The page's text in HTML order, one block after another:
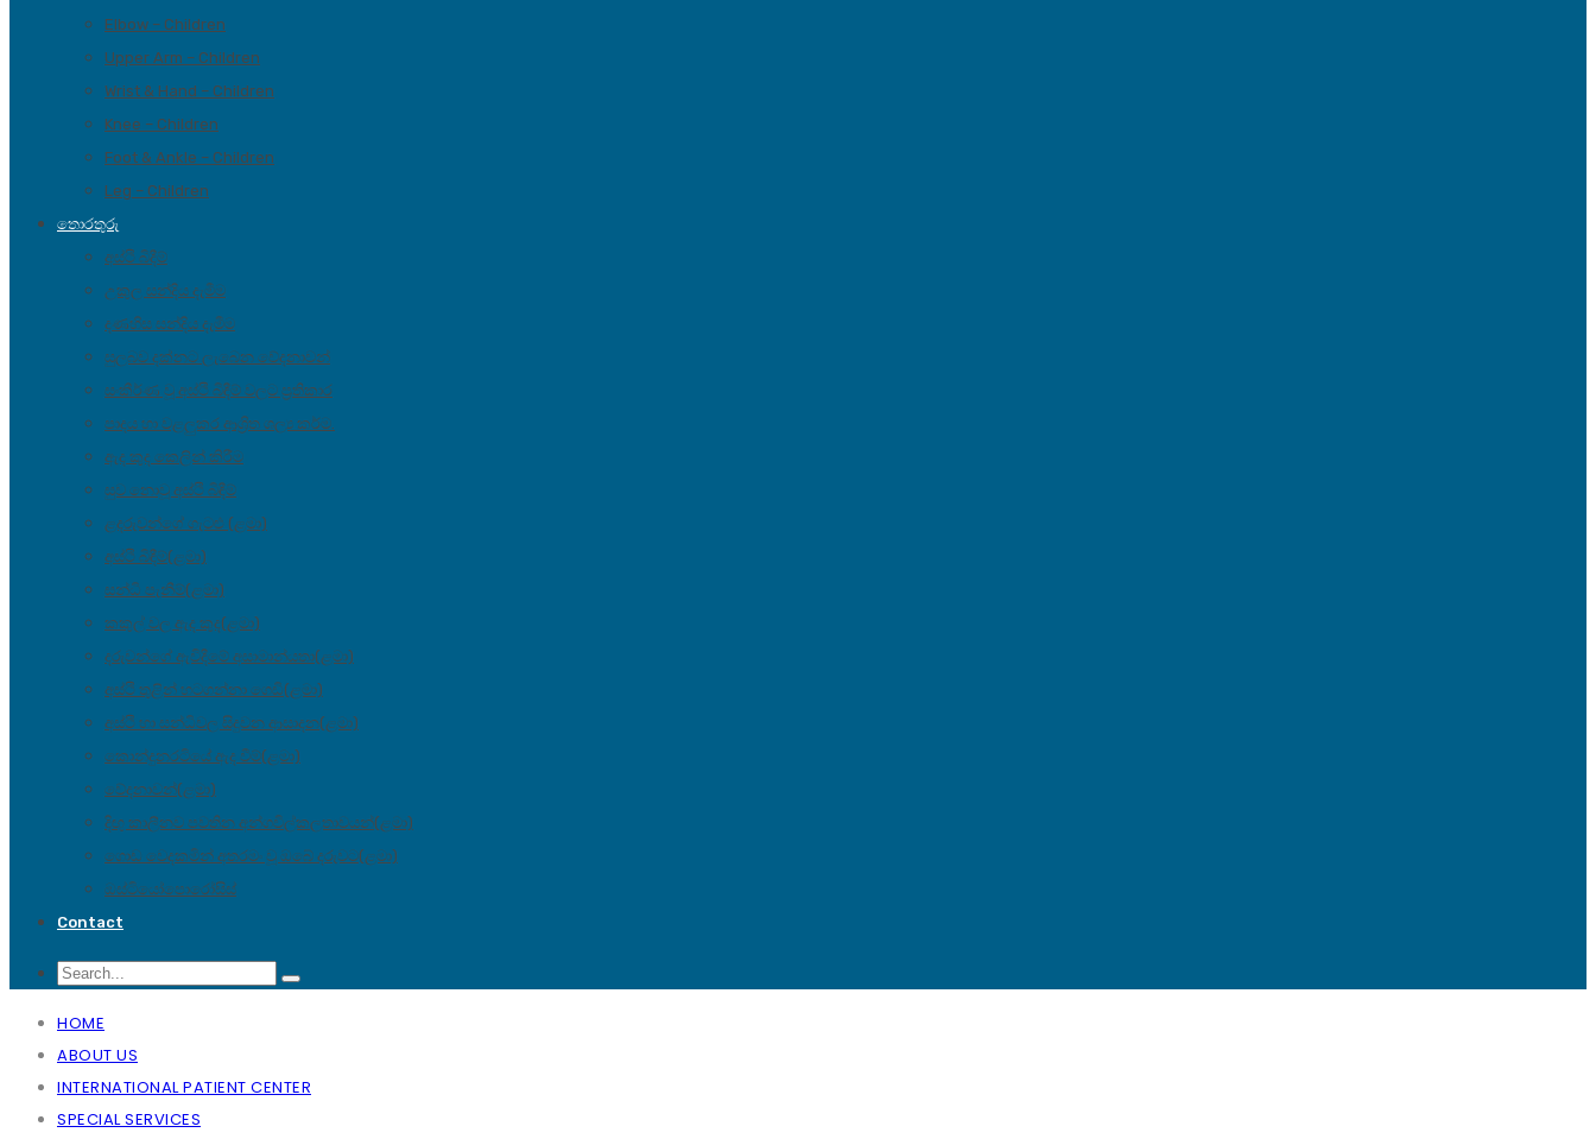
Elbow – Children
Upper Arm – Children
Wrist & Hand – Children
Knee – Children
Foot & Ankle – Children
Leg – Children
තොරතුරු
අස්ථි බිදීම්
උකුල සන්දිය දැමීම
දණහිස සන්දිය දැමීම
සුලබව දක්නට ලැබෙන වේදනාවන්
සංකීර්ණ වූ අස්ථි බිඳීම් වලට ප්‍රතිකාර
පාදය හා වළලුකර ආශ්‍රිත ශල්‍ය කර්ම.
ඇද කුද කෙලින් කිරීම
සුව නොවූ අස්ථි බිඳීම්
ළදරුවන්ගේ ගැටළු (ළමා)
අස්ථි බිඳීම්(ළමා)
සන්ධි පැනීම්(ළමා)
කකුල් වල ඇද කුද(ළමා)
දරුවන්ගේ ඇවිදීමේ අසාමාන්යතා(ළමා)
අස්ථි තුළින් හටගන්නා ගෙඩි(ළමා)
අස්ථි හා සන්ධිවල සිදුවන ආසාදන(ළමා)
කොන්දුනරටියේ ඇද වීම්(ළමා)
වේදනාවන්(ළමා)
දිඟු කාලීනව පවතින අන්ගවිල්කලතාවයන්(ළමා)
ගොඩ වෙදකමින් අතරමං වූ ඔබේ දරුවට(ළමා)
ඔස්ටියෝපොරෝසිස්
Contact
HOME
ABOUT US
INTERNATIONAL PATIENT CENTER
SPECIAL SERVICES